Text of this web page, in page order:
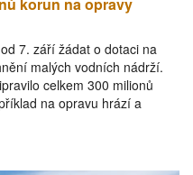
korun na opravy
7. září žádat o dotaci na
malých vodních nádrží.
celkem 300 milionů
na opravu hrází a